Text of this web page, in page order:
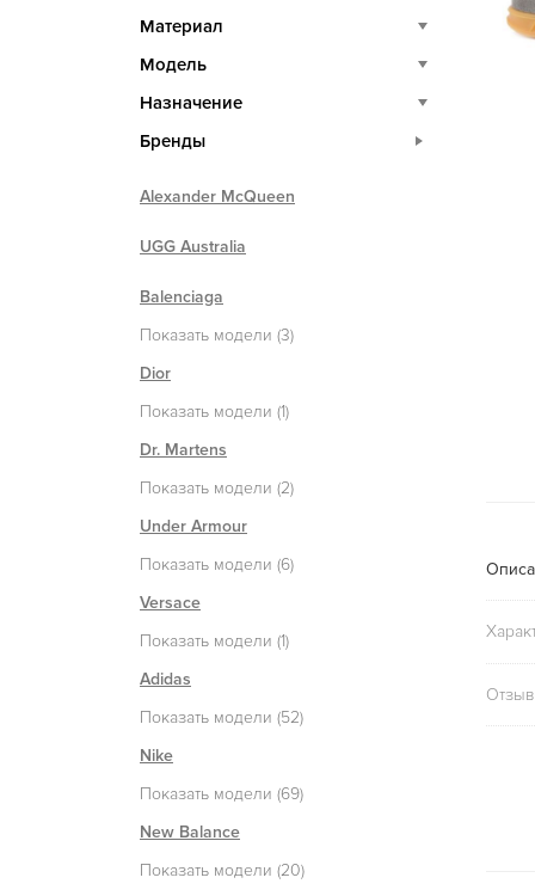
Материал
Модель
Назначение
Бренды
Alexander McQueen
UGG Australia
Balenciaga
Показать модели (3)
Dior
Показать модели (1)
Dr. Martens
Показать модели (2)
Under Armour
Показать модели (6)
Versace
Показать модели (1)
Adidas
Показать модели (52)
Nike
Показать модели (69)
New Balance
Показать модели (20)